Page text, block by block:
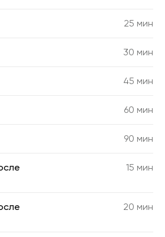
25 мин
30 мин
45 мин
60 мин
90 мин
15 мин
20 мин